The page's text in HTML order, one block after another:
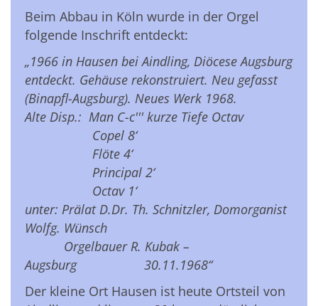
Beim Abbau in Köln wurde in der Orgel
folgende Inschrift entdeckt:
„1966 in Hausen bei Aindling, Diöcese Augsburg
entdeckt. Gehäuse rekonstruiert. Neu gefasst
(Binapfl-Augsburg). Neues Werk 1968.
Alte Disp.: Man C-c''' kurze Tiefe Octav
Copel 8‘
Flöte 4‘
Principal 2‘
Octav 1‘
unter: Prälat D.Dr. Th. Schnitzler, Domorganist
Wolfg. Wünsch
Orgelbauer R. Kubak –
Augsburg 30.11.1968“
Der kleine Ort Hausen ist heute Ortsteil von